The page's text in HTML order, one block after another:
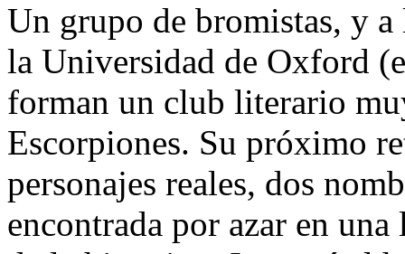
Un grupo de bromistas, y
la Universidad de Oxford
forman un club literario
Escorpiones. Su próximo
personajes reales, dos
encontrada por azar en